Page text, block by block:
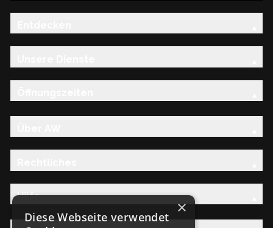
Hilfe
×
Diese Webseite verwendet